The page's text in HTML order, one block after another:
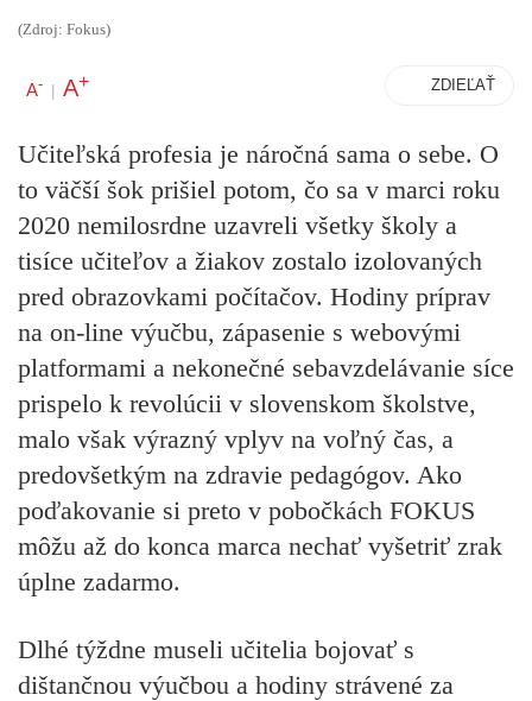
(Zdroj: Fokus)
A- | A+ ZDIEĽAŤ
Učiteľská profesia je náročná sama o sebe. O
to väčší šok prišiel potom, čo sa v marci roku
2020 nemilosrdne uzavreli všetky školy a
tisíce učiteľov a žiakov zostalo izolovaných
pred obrazovkami počítačov. Hodiny príprav
na on-line výučbu, zápasenie s webovými
platformami a nekonečné sebavzdelávanie síce
prispelo k revolúcii v slovenskom školstve,
malo však výrazný vplyv na voľný čas, a
predovšetkým na zdravie pedagógov. Ako
poďakovanie si preto v pobočkách FOKUS
môžu až do konca marca nechať vyšetriť zrak
úplne zadarmo.
Dlhé týždne museli učitelia bojovať s
dištančnou výučbou a hodiny strávené za